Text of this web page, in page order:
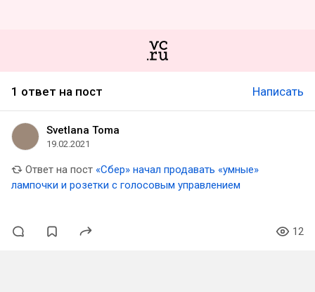
1 ответ на пост Написать
Svetlana Toma
19.02.2021
Ответ на пост «Сбер» начал продавать «умные»
лампочки и розетки с голосовым управлением
12